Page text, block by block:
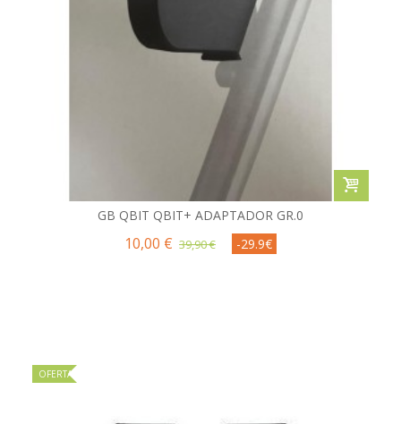
GB QBIT QBIT+ ADAPTADOR GR.0
10,00 € 39,90 € -29.9€
OFERTA